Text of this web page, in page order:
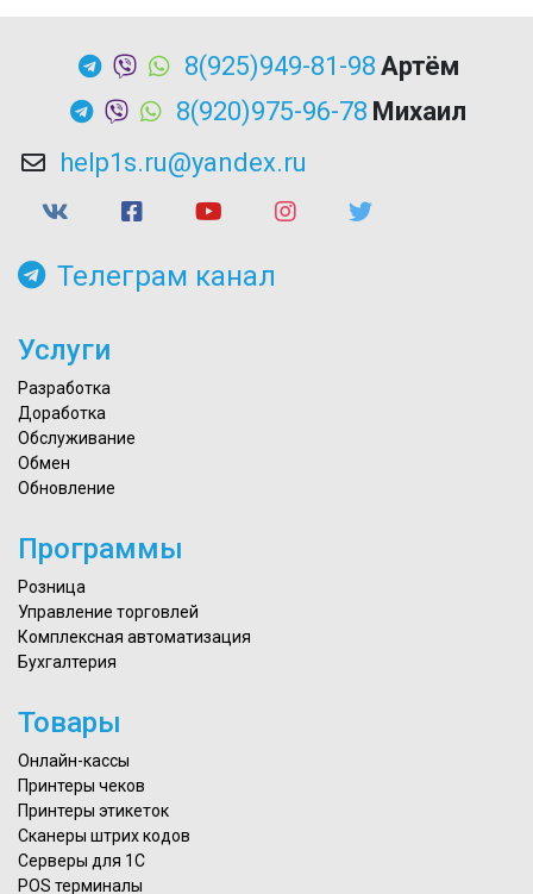
8(925)949-81-98 Артём
8(920)975-96-78 Михаил
help1s.ru@yandex.ru
Телеграм канал
Услуги
Разработка
Доработка
Обслуживание
Обмен
Обновление
Программы
Розница
Управление торговлей
Комплексная автоматизация
Бухгалтерия
Товары
Онлайн-кассы
Принтеры чеков
Принтеры этикеток
Сканеры штрих кодов
Серверы для 1С
POS терминалы